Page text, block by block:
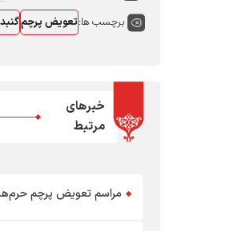
برچسب ها:تعویض پرچم
خبرهای
مرتبط
مراسم تعویض پرچم